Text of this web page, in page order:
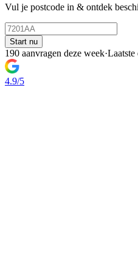
Vul je postcode in & ontdek
Start nu
190 aanvragen deze week·Laatste
4.9/5